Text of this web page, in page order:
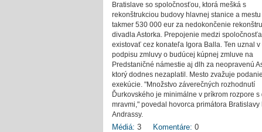
Bratislave so spoločnosťou, ktorá mešká s
rekonštrukciou budovy hlavnej stanice a
takmer 530 000 eur za nedokončenie
divadla Astorka. Prepojenie medzi
existovať cez konateľa Igora Balla. Ten uznal v
podpisu zmluvy o budúcej kúpnej zmluve na
Predstaničné námestie aj dlh za neopravenú
ktorý dodnes nezaplatil. Mesto zvažuje podanie
exekúcie. "Množstvo záverečných rozhodnutí
Ďurkovského je minimálne v príkrom rozpore s
mravmi," povedal hovorca primátora Bratislavy
Andrassy.
Médiá: 3 Komentáre: 0